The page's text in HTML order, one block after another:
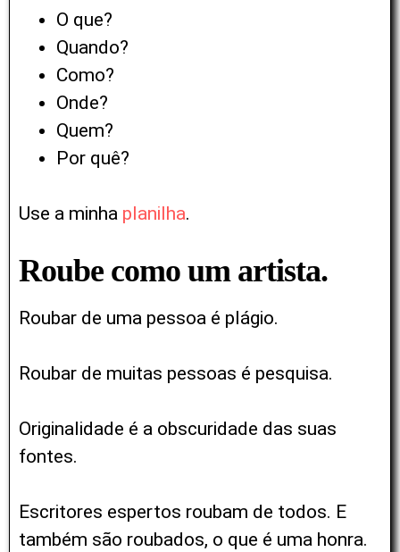
O que?
Quando?
Como?
Onde?
Quem?
Por quê?
Use a minha planilha.
Roube como um artista.
Roubar de uma pessoa é plágio.
Roubar de muitas pessoas é pesquisa.
Originalidade é a obscuridade das suas
fontes.
Escritores espertos roubam de todos. E
também são roubados, o que é uma honra.